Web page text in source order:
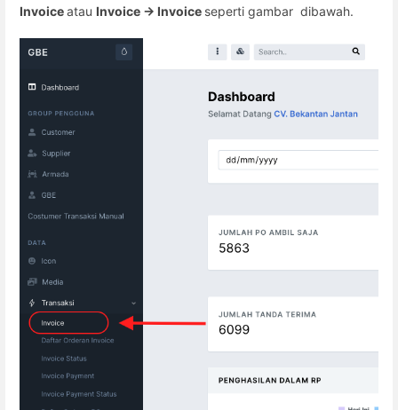
Invoiceatau Invoice -> Invoice seperti gambar dibawah.